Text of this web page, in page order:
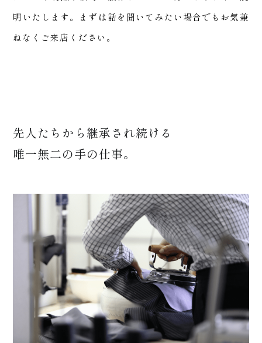
イス
明いたします。まずは話を聞いてみたい場合でもお気兼
ねなくご来店ください。
先人たちから継承され続ける
唯一無二の手の仕事。